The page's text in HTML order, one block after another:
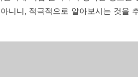
니니, 적극적으로 알아보시는 것을